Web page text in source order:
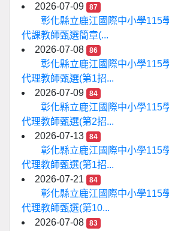
2026-07-09
87
彰化縣立鹿江國際中小學115
代課教師甄選簡章(...
2026-07-08
86
彰化縣立鹿江國際中小學115
代理教師甄選(第1招...
2026-07-09
84
彰化縣立鹿江國際中小學115
代理教師甄選(第2招...
2026-07-13
84
彰化縣立鹿江國際中小學115
代理教師甄選(第1招...
2026-07-21
84
彰化縣立鹿江國際中小學115
代理教師甄選(第10...
2026-07-08
83